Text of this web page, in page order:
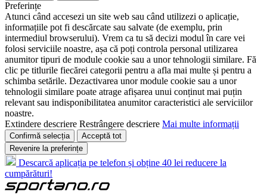
Preferințe
Atunci când accesezi un site web sau când utilizezi o aplicație,
informațiile pot fi descărcate sau salvate (de exemplu, prin
intermediul browserului). Vrem ca tu să decizi modul în care vei
folosi serviciile noastre, așa că poți controla personal utilizarea
anumitor tipuri de module cookie sau a unor tehnologii similare. Fă
clic pe titlurile fiecărei categorii pentru a afla mai multe și pentru a
schimba setările. Dezactivarea unor module cookie sau a unor
tehnologii similare poate atrage afișarea unui conținut mai puțin
relevant sau indisponibilitatea anumitor caracteristici ale serviciilor
noastre.
Extindere descriere Restrângere descriere Mai multe informații
Confirmă selecția
Acceptă tot
Revenire la preferințe
Descarcă aplicația pe telefon și obține 40 lei reducere la
cumpărături!